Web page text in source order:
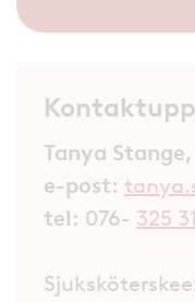
Tanya
e-post:
tel: 076- 325